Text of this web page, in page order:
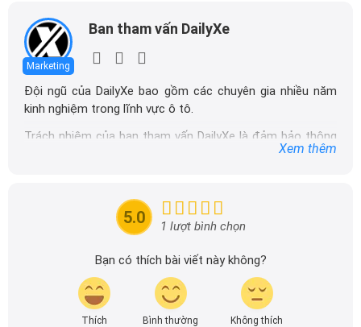
Marketing
Ban tham vấn DailyXe
Đội ngũ của DailyXe bao gồm các chuyên gia nhiều năm
kinh nghiệm trong lĩnh vực ô tô.
Trách nhiệm của ban tham vấn DailyXe là đảm bảo thông
tin chính xác được đăng tải trên dailyxe.com.vn, thường
tin nhanh chóng và dễ dàng hơn.
Xem thêm
5.0 1 lượt bình chọn
Bạn có thích bài viết này không?
Thích Bình thường Không thích